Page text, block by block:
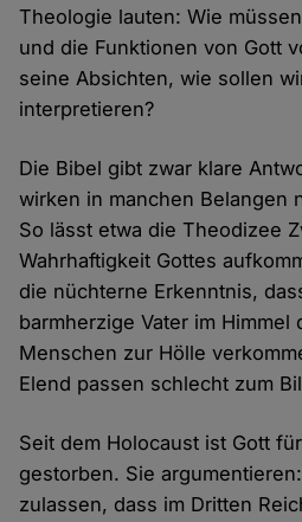
Theologie lauten: Wie
und die Funktionen von Gott
seine Absichten, wie sollen
interpretieren?
Die Bibel gibt zwar klare
wirken in manchen Belangen
So lässt etwa die Theodizee
Wahrhaftigkeit Gottes
die nüchterne Erkenntnis,
barmherzige Vater im Himmel
Menschen zur Hölle
Elend passen schlecht zum
Seit dem Holocaust ist Gott
gestorben. Sie
zulassen, dass im Dritten